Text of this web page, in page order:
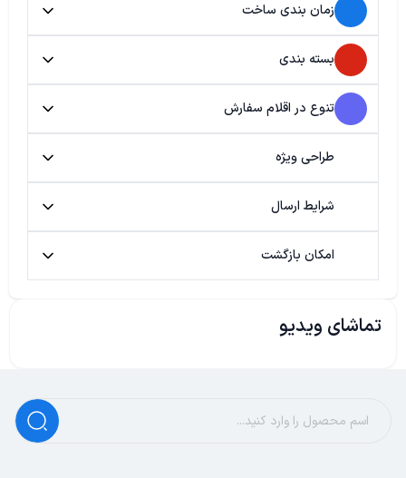
زمان بندی ساخت
بسته بندی
تنوع در اقلام سفارش
طراحی ویژه
شرایط ارسال
امکان بازگشت
تماشای ویدیو